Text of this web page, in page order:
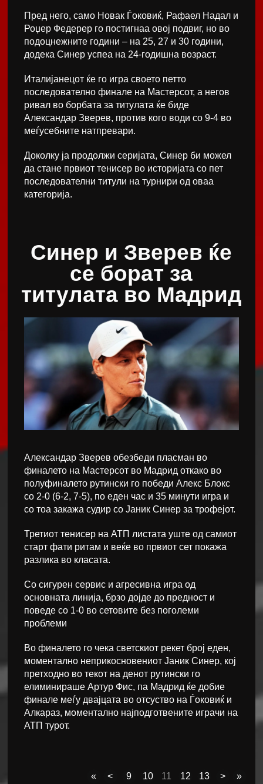
Пред него, само Новак Ѓоковиќ, Рафаел Надал и
Роџер Федерер го постигнаа овој подвиг, но во
подоцнежните години – на 25, 27 и 30 години,
додека Синер успеа на 24-годишна возраст.
Италијанецот ќе го игра своето петто
последователно финале на Мастерсот, а негов
ривал во борбата за титулата ќе биде
Александар Зверев, против кого води со 9-4 во
меѓусебните натпревари.
Доколку ја продолжи серијата, Синер би можел
да стане првиот тенисер во историјата со пет
последователни титули на турнири од оваа
категорија.
Синер и Зверев ќе
се борат за
титулата во Мадрид
Александар Зверев обезбеди пласман во
финалето на Мастерсот во Мадрид откако во
полуфиналето рутински го победи Алекс Блокс
со 2-0 (6-2, 7-5), по еден час и 35 минути игра и
со тоа закажа судир со Јаник Синер за трофејот.
Третиот тенисер на АТП листата уште од самиот
старт фати ритам и веќе во првиот сет покажа
разлика во класата.
Со сигурен сервис и агресивна игра од
основната линија, брзо дојде до предност и
поведе со 1-0 во сетовите без поголеми
проблеми
Во финалето го чека светскиот рекет број еден,
моментално неприкосновениот Јаник Синер, кој
претходно во текот на денот рутински го
елиминираше Артур Фис, па Мадрид ќе добие
финале меѓу двајцата во отсуство на Ѓоковиќ и
Алкараз, моментално најподготвените играчи на
АТП турот.
« < 9 10 11 12 13 > »